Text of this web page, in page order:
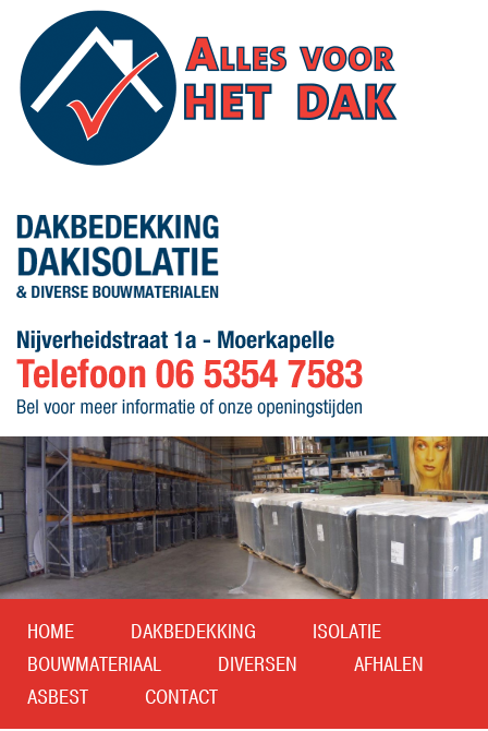
HOME DAKBEDEKKING
ISOLATIE
BOUWMATERIAAL
DIVERSEN
AFHALEN
ASBEST
CONTACT